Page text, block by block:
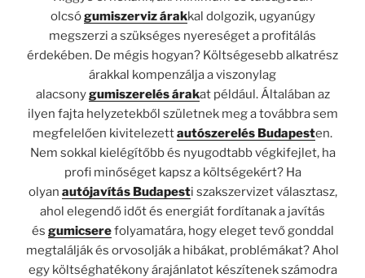
olcsógumiszerviz árakkal dolgozik, ugyanúgy
megszerzi a szükséges nyereséget a profitálás
érdekében. De mégis hogyan? Költségesebb alkatrész
árakkal kompenzálja a viszonylag
alacsonygumiszerelés árakat például. Általában az
ilyen fajta helyzetekből születnek meg a továbbra sem
megfelelően kivitelezettautószerelés Budapesten.
Nem sokkal kielégítőbb és nyugodtabb végkifejlet, ha
profi minőséget kapsz a költségekért? Ha
olyan autójavítás Budapesti szakszervizet választasz,
ahol elegendő időt és energiát fordítanak a javítás
és gumicserefolyamatára, hogy eleget tevő gonddal
megtalálják és orvosolják a hibákat, problémákat? Ahol
egy költséghatékony árajánlatot készítenek számodra